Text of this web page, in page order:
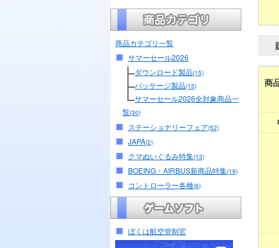
商品カテゴリ一覧
サマーセール2026
ダウンロード製品(15)
パッケージ製品(15)
サマーセール2026全対象商品一
覧(30)
ステーショナリーフェア(52)
JAPA(2)
クマぬいぐるみ特集(13)
BOEING・AIRBUS新商品特集(19)
コントローラー各種(6)
ぼくは航空管制官
商